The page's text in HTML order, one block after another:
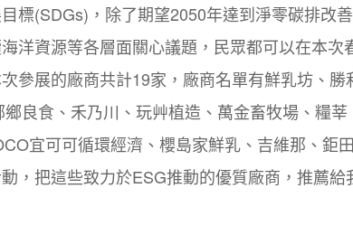
標(SDGs) ，除了期望2050年達到淨零碳排改
洋資源等各層面關心議題，民眾都可以在本次
參展的廠商共計19家，廠商名單有鮮乳坊、勝
鄉良食、禾乃川、玩艸植造、萬金畜牧場、糧
宜可可循環經濟、櫻島家鮮乳、吉維那、鉅
，把這些致力於ESG推動的優質廠商，推薦給